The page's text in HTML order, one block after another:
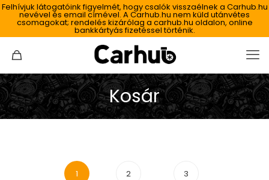
Felhívjuk látogatóink figyelmét, hogy csalók visszaélnek a Carhub.hu
nevével és email címével. A Carhub.hu nem küld utánvétes
csomagokat; rendelés kizárólag a carhub.hu oldalon, online
bankkártyás fizetéssel történik.
Kosár
1 2 3